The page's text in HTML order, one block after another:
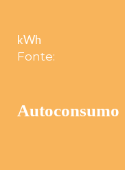
kWh
Fonte:
Autoconsumo